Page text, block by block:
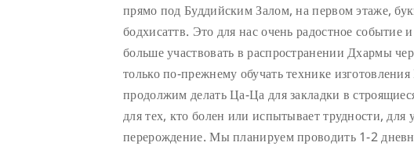
прямо под Буддийским Залом, на первом этаже,
бодхисаттв. Это для нас очень радостное
больше участвовать в распространении Дхармы
только по-прежнему обучать технике
продолжим делать Ца-Ца для закладки в
для тех, кто болен или испытывает трудности,
перерождение. Мы планируем проводить 1-2